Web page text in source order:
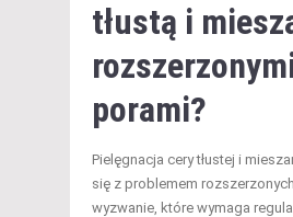
tłustą i
porami?
Pielęgnacja cery tłustej i
się z problemem
wyzwanie, które wymaga